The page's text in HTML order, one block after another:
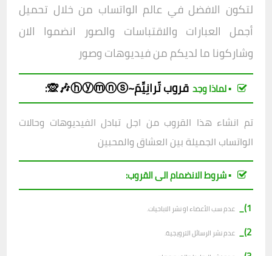
لتكون الافضل في عالم الواتساب من خلال تحميل
أجمل العبارات والاقتباسات والصور انضموا الان
وشاركونا ما لديكم من فيديوهات وصور
▪︎ لماذا وجد قروب تّرانِيِّمَ~ⓗⓨⓜⓝⓢ🎶🙊 :
تم انشاء هذا القروب من اجل تبادل الفيديوهات وحالات
الواتساب الجميلة بين العشاق والمحبين
▪︎ شروط الانضمام الى القروب:
1)_
عدم سب الأعضاء او نشر الاباحيات.
2)_ عدم نشر الرسائل الترويجية.